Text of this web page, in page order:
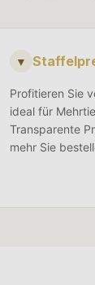
▼
Profitieren Sie
ideal für
Transparente
mehr Sie